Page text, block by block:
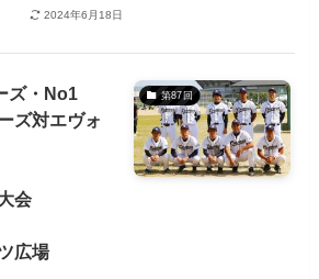
2024年6月18日
第87回
ズ・No1
ズ対エヴォ
会
広場